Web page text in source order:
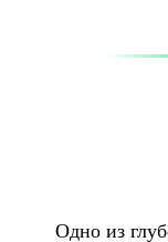
Одно из